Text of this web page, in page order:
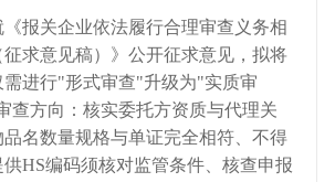
报关企业依法履行合理审查义务相
求意见稿）》公开征求意见，拟将
进行"形式审查"升级为"实质审
查方向：核实委托方资质与代理关
名数量规格与单证完全相符、不得
HS编码须核对监管条件、核查申报